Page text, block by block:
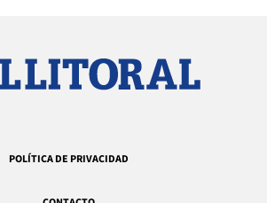
POLÍTICA DE PRIVACIDAD